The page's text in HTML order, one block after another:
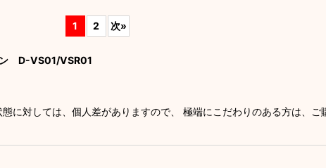
1 2 次»
ン D-VS01/VSR01
に対しては、個人差がありますので、 極端にこだわりのある方は、